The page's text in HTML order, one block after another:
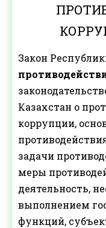
Закон
Казахстан о
коррупции,
задачи
меры
деятельность,
выполнением
функций,